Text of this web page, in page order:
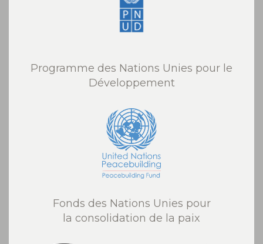
Programme des Nations Unies pour le
Développement
Fonds des Nations Unies pour
la consolidation de la paix